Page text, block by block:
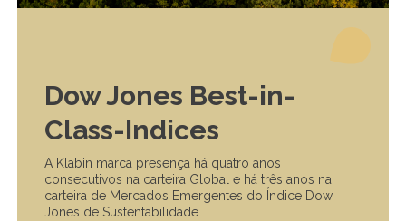
Dow Jones Best-in-
Class-Indices
A Klabin marca presença há quatro anos
consecutivos na carteira Global e há três anos na
carteira de Mercados Emergentes do Índice Dow
Jones de Sustentabilidade.